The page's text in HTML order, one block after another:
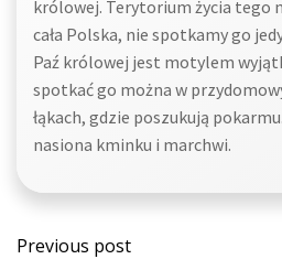
królowej. Terytorium życia tego
cała Polska, nie spotkamy go
Paź królowej jest motylem
spotkać go można w
łąkach, gdzie poszukują
nasiona kminku i marchwi.
Post
Previous post